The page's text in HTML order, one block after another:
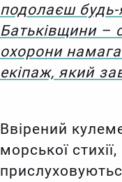
подолаєш будь-
Батьківщини –
охорони
екіпаж, який
Ввірений
морської